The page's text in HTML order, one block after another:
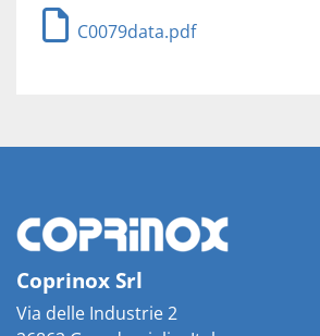
C0079data.pdf
Coprinox Srl
Via delle Industrie 2